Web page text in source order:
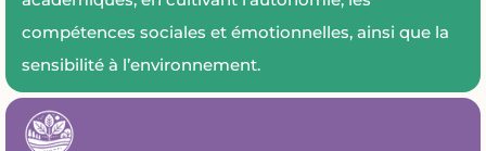
compétences sociales et émotionnelles, ainsi que la
sensibilité à l’environnement.